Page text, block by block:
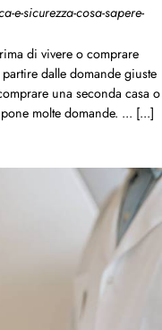
e-sicurezza-cosa-sapere-
di vivere o comprare
dalle domande giuste
una seconda casa o
molte domande. ... [...]